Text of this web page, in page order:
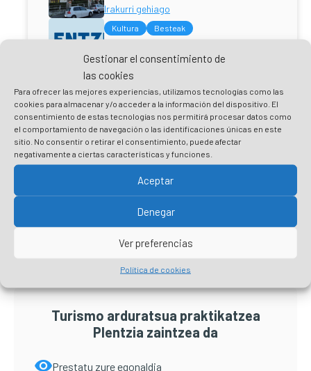
Gestionar el consentimiento de
las cookies
Para ofrecer las mejores experiencias, utilizamos tecnologías como las
cookies para almacenar y/o acceder a la información del dispositivo. El
consentimiento de estas tecnologías nos permitirá procesar datos como
el comportamiento de navegación o las identificaciones únicas en este
sitio. No consentir o retirar el consentimiento, puede afectar
negativamente a ciertas características y funciones.
Aceptar
Denegar
Ver preferencias
Política de cookies
Irakurri gehiago
Kultura Besteak
Berria
Irakurri gehiago
Besteak Besteak
Ezagutu Plentzia – 2023 Planak
Irakurri gehiago
Sidebar
Turismo arduratsua praktikatzea
Plentzia zaintzea da
Prestatu zure egonaldia